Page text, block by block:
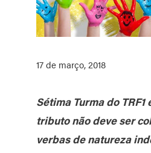
17 de março, 2018
Sétima Turma do
tributo não deve ser
verbas de natureza